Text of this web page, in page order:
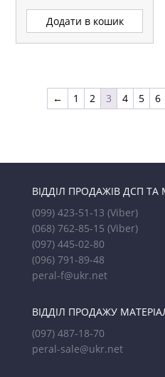
Додати в кошик
← 1 2 3 4 5 6
ВІДДІЛ ПРОДАЖІВ ДСП ТА
(099) 423-51-13 (Viber)
(068) 762-85-15 (Viber)
(097) 445-02-80
(096) 791-89-48
peral-f@ukr.net
ВІДДІЛ ПРОДАЖУ
(097) 487-18-70
peral-sale@ukr.net